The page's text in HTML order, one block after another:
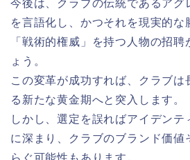
今後は、クラブの伝統であるアグ
を言語化し、かつそれを現実的な
「戦術的権威」を持つ人物の招
ょう。
この変革が成功すれば、クラブは
る新たな黄金期へと突入します。
しかし、選定を誤ればアイデンテ
に深まり、クラブのブランド価値
らぐ可能性もあります。